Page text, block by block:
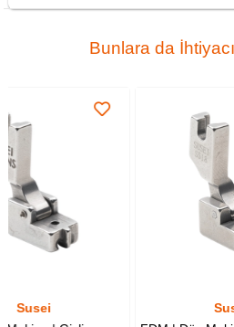
Bunlara da